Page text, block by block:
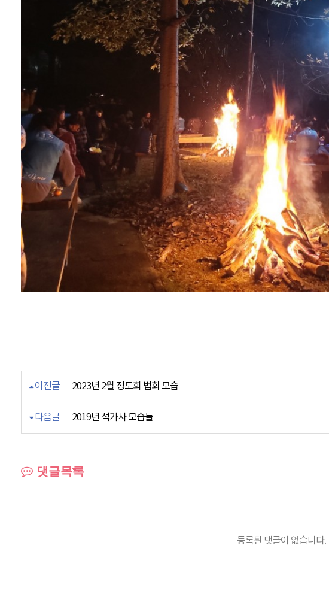
이전글 2023년 2월 정토회 법회 모습
다음글 2019년 석가사 모습들
댓글목록
등록된 댓글이 없습니다.